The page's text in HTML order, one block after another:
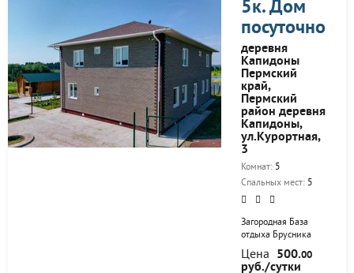
насладитесь
прекрасным,
загородным
отдыхом, Вам будет,
что вспомнить - уют
загородного дома,
хорошая кухня,
шашлык на свежем
воздухе, мягкий пар
русской бани! Дом
находится в черте
города, рядом
остановка
общественного...
5к. Дом
посуточно
деревня
Капидоны
Пермский
край,
Пермский
район деревня
Капидоны,
ул.Курортная,
3
Комнат: 5
Спальных мест: 5
Загородная База
отдыха Брусника
расположена в
коттеджном поселке
Цена 500.00
руб./сутки